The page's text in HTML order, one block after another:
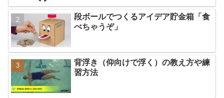
段ボールでつくるアイデア貯金箱「食
べちゃうぞ」
背浮き（仰向けで浮く）の教え方や練
習方法